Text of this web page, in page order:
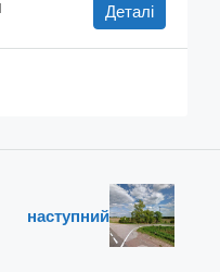
Деталі
наступний